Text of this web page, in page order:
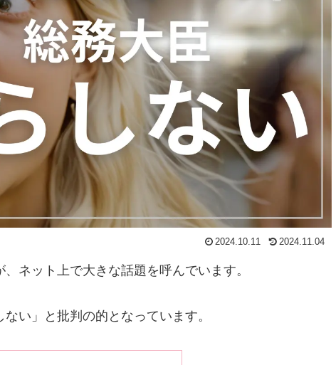
2024.10.11 2024.11.04
ネット上で大きな話題を呼んでいます。
い」と批判の的となっています。